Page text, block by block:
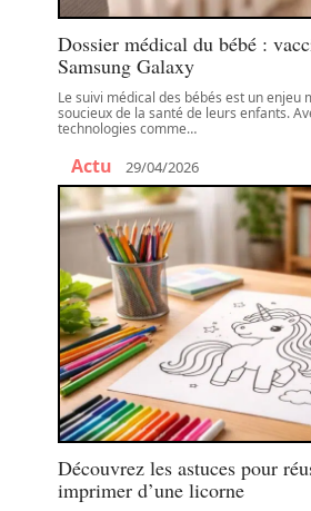
Dossier médical du bébé :
Samsung Galaxy
Le suivi médical des bébés est un enjeu
soucieux de la santé de leurs enfants.
technologies comme…
Actu 29/04/2026
Découvrez les astuces pour
imprimer d’une licorne